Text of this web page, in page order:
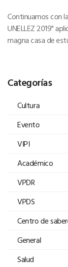
Continuamos con
UNELLEZ 2019"
magna casa de
Categorías
Cultura
Evento
VIPI
Académico
VPDR
VPDS
Centro de
General
Salud